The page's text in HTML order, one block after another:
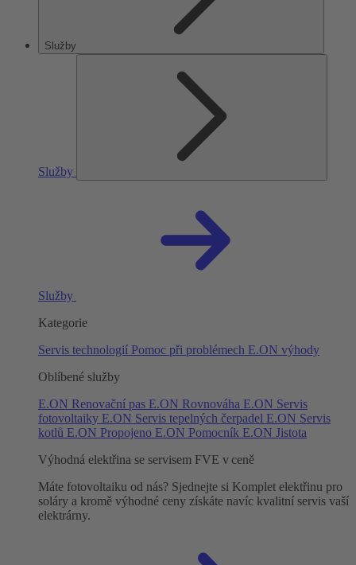
Služby
Služby
Služby
Kategorie
Servis technologií Pomoc při problémech E.ON výhody
Oblíbené služby
E.ON Renovační pas E.ON Rovnováha E.ON Servis
fotovoltaiky E.ON Servis tepelných čerpadel E.ON Servis
kotlů E.ON Propojeno E.ON Pomocník E.ON Jistota
Výhodná elektřina se servisem FVE v ceně
Máte fotovoltaiku od nás? Sjednejte si Komplet elektřinu pro
soláry a kromě výhodné ceny získáte navíc kvalitní servis vaší
elektrárny.